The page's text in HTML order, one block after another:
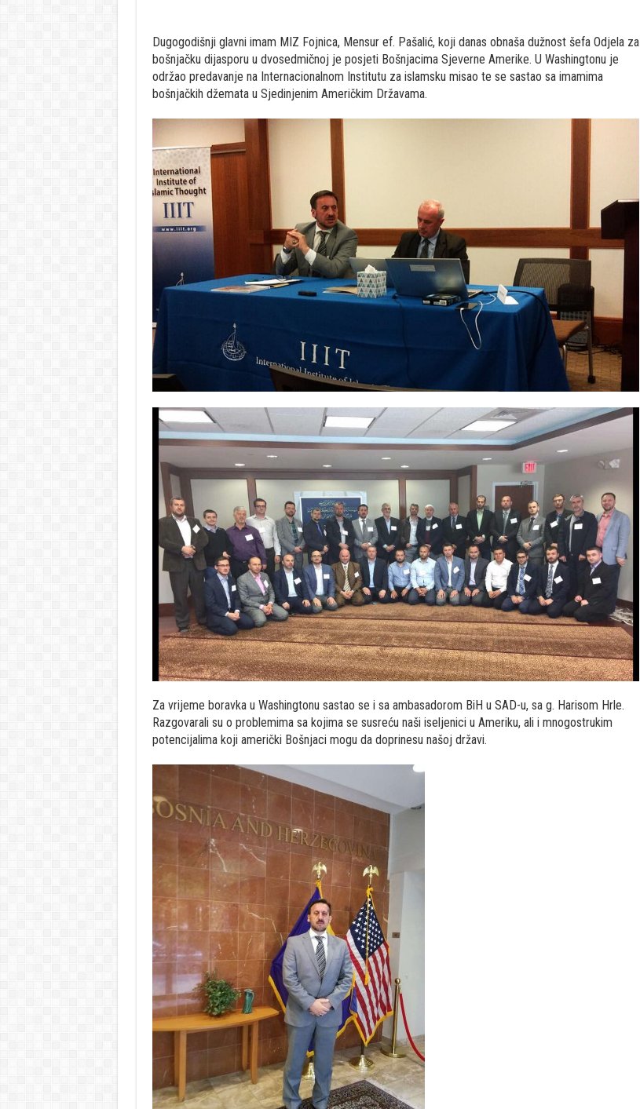
Dugogodišnji glavni imam MIZ Fojnica, Mensur ef. Pašalić, koji danas obnaša dužnost šefa Odjela za
bošnjačku dijasporu u dvosedmičnoj je posjeti Bošnjacima Sjeverne Amerike. U Washingtonu je
održao predavanje na Internacionalnom Institutu za islamsku misao te se sastao sa imamima
bošnjačkih džemata u Sjedinjenim Američkim Državama.
Za vrijeme boravka u Washingtonu sastao se i sa ambasadorom BiH u SAD-u, sa g. Harisom Hrle.
Razgovarali su o problemima sa kojima se susreću naši iseljenici u Ameriku, ali i mnogostrukim
potencijalima koji američki Bošnjaci mogu da doprinesu našoj državi.